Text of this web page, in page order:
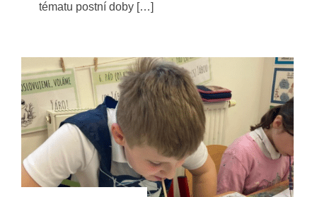
tématu postní doby […]